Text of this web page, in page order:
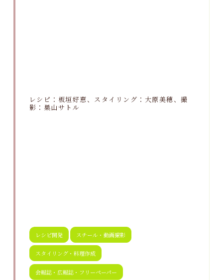
レシピ：板垣好恵、スタイリング：大原美穂、撮
影：巣山サトル
レシピ開発 スチール・動画撮影
スタイリング・料理作成
会報誌・広報誌・フリーペーパー